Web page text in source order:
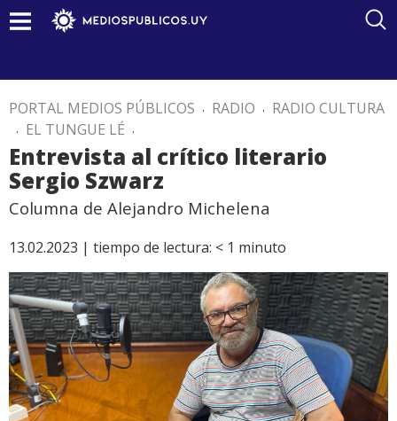
PORTAL MEDIOS PÚBLICOS . RADIO . RADIO CULTURA
. EL TUNGUE LÉ .
Entrevista al crítico literario
Sergio Szwarz
Columna de Alejandro Michelena
13.02.2023 | tiempo de lectura: < 1 minuto